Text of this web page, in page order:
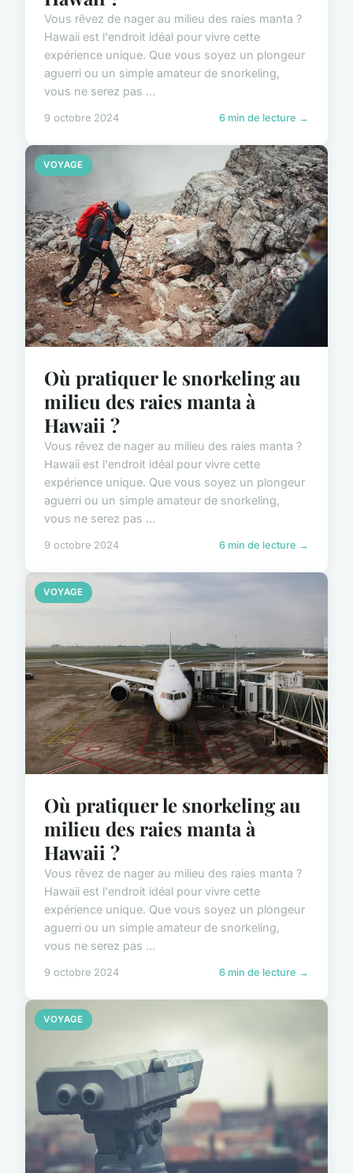
Vous rêvez de nager au milieu des raies manta ?
Hawaii est l'endroit idéal pour vivre cette
expérience unique. Que vous soyez un plongeur
aguerri ou un simple amateur de snorkeling,
vous ne serez pas ...
9 octobre 2024 6 min de lecture →
VOYAGE
Où pratiquer le snorkeling au
milieu des raies manta à
Hawaii ?
Vous rêvez de nager au milieu des raies manta ?
Hawaii est l'endroit idéal pour vivre cette
expérience unique. Que vous soyez un plongeur
aguerri ou un simple amateur de snorkeling,
vous ne serez pas ...
9 octobre 2024 6 min de lecture →
VOYAGE
Où pratiquer le snorkeling au
milieu des raies manta à
Hawaii ?
Vous rêvez de nager au milieu des raies manta ?
Hawaii est l'endroit idéal pour vivre cette
expérience unique. Que vous soyez un plongeur
aguerri ou un simple amateur de snorkeling,
vous ne serez pas ...
9 octobre 2024 6 min de lecture →
VOYAGE